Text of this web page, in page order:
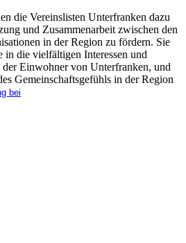
die Vereinslisten Unterfranken dazu
und Zusammenarbeit zwischen den
in der Region zu fördern. Sie
in die vielfältigen Interessen und
der Einwohner von Unterfranken, und
Gemeinschaftsgefühls in der Region
bei